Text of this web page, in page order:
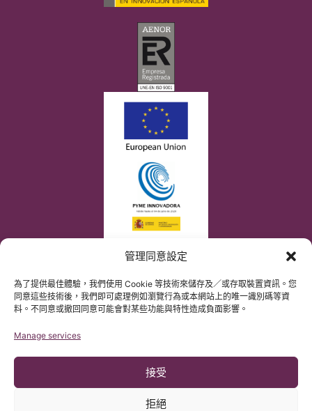
管理同意設定
為了提供最佳體驗，我們使用 Cookie 等技術來儲存及／或存取裝置資訊。您
同意這些技術後，我們即可處理例如瀏覽行為或本網站上的唯一識別碼等資
料。不同意或撤回同意可能會對某些功能與特性造成負面影響。
Manage services
接受
拒絕